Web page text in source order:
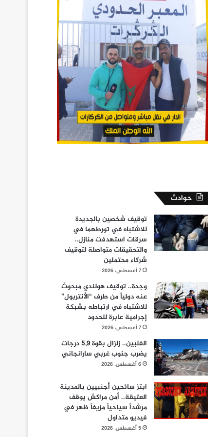
حوادث
توقيف شخصين بالجديدة
للاشتباه في تورطهما في
سرقات استهدفت منازل..
والتحقيقات متواصلة لتوقيف
شركاء محتملين
7 أغسطس، 2026
وجدة.. توقيف هولندي مبحوث
عنه دولياً من طرف “الأنتربول”
للاشتباه في ارتباطه بشبكة
إجرامية عابرة للحدود
7 أغسطس، 2026
الفلبين.. زلزال بقوة 5,9 درجات
يضرب جنوب غربي سارانجاني
6 أغسطس، 2026
ابتز سائحين أجنبيين بالمدينة
العتيقة.. أمن مراكش يوقف
مرشداً سياحياً مزيفاً ظهر في
فيديو متداول
5 أغسطس، 2026